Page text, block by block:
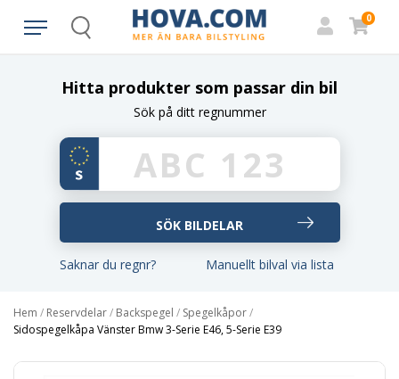
Search
0
Hitta produkter som passar din bil
Sök på ditt regnummer
Saknar du regnr? Manuellt bilval via lista
Hem / Reservdelar/ Backspegel / Spegelkåpor/
Sidospegelkåpa Vänster Bmw 3-Serie E46, 5-Serie E39